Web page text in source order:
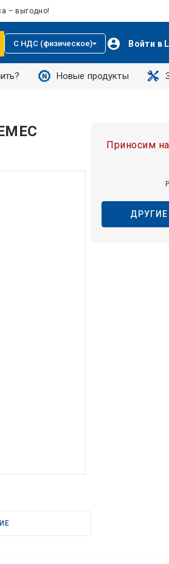
– выгодно!
С НДС (физическое) Войти в
Новые продукты
Приносим